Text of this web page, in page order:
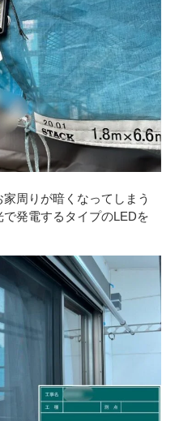
周りが暗くなってしまう
発電するタイプのLEDを